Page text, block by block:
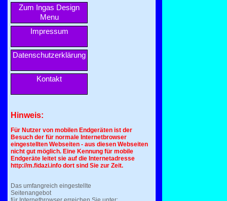
Zum Ingas Design
Menu
Impressum
Datenschutzerklärung
Kontakt
Hinweis:
Für Nutzer von mobilen Endgeräten ist der
Besuch der für normale Internetbrowser
eingestellten Webseiten - aus diesen Webseiten
nicht gut möglich. Eine Kennung für mobile
Endgeräte leitet sie auf die Internetadresse
http://m.fidazi.info dort sind Sie zur Zeit.
Das umfangreich eingestellte
Seitenangebot